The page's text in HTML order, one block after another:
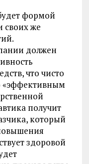
формой
своих же
должен
что чисто
«эффективным
получит
который
здоровой